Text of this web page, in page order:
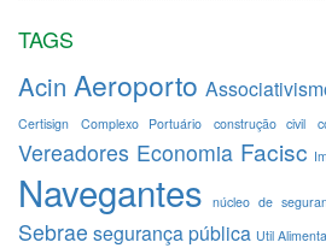
TAGS
Acin Aeroporto
Certisign Complexo Portuário construção civil
Vereadores Economia Facisc
Navegantes núcleo de
Sebrae segurança pública Util